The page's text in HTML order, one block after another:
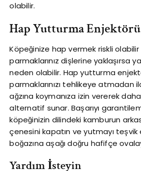
olabilir.
Hap Yutturma Enjektörü
Köpeğinize hap vermek riskli olabilir
parmaklarınız dişlerine yaklaşırsa
neden olabilir. Hap yutturma
parmaklarınızı tehlikeye atmadan
ağzına koymanıza izin vererek
alternatif sunar. Başarıyı
köpeğinizin dilindeki kamburun
çenesini kapatın ve yutmayı
boğazına aşağı doğru hafifçe
Yardım İsteyin